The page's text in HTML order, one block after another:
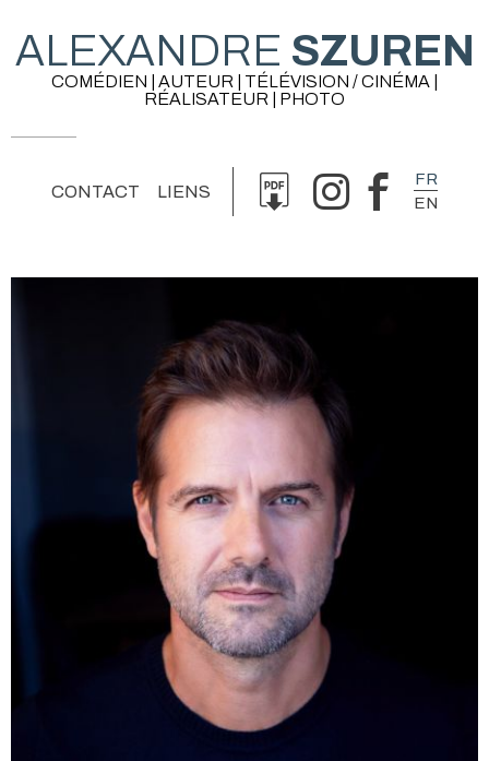
ALEXANDRE SZUREN
COMÉDIEN | AUTEUR | TÉLÉVISION / CINÉMA |
RÉALISATEUR | PHOTO
CONTACT LIENS
FR
EN